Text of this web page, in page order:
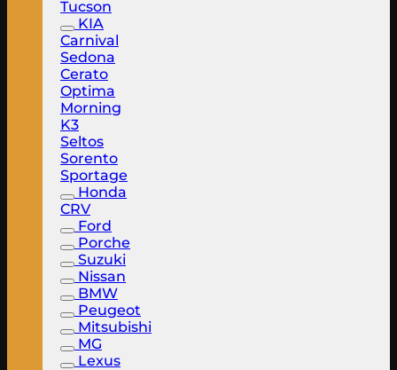
Tucson
KIA
Carnival
Sedona
Cerato
Optima
Morning
K3
Seltos
Sorento
Sportage
Honda
CRV
Ford
Porche
Suzuki
Nissan
BMW
Peugeot
Mitsubishi
MG
Lexus